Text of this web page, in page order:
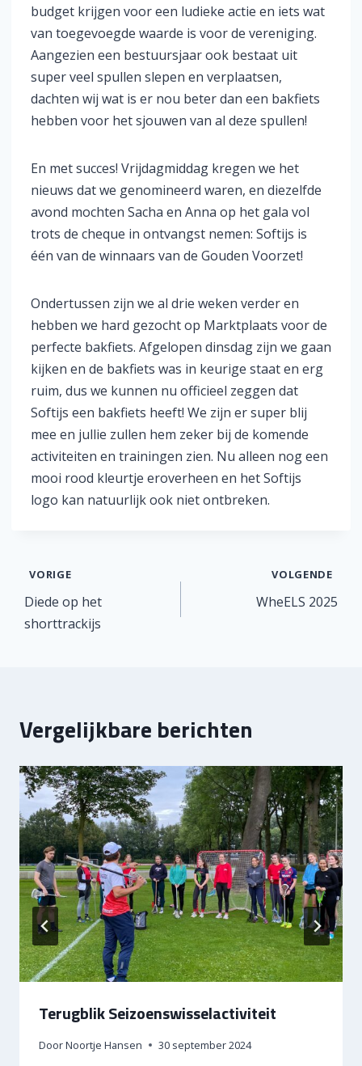
budget krijgen voor een ludieke actie en iets wat
van toegevoegde waarde is voor de vereniging.
Aangezien een bestuursjaar ook bestaat uit
super veel spullen slepen en verplaatsen,
dachten wij wat is er nou beter dan een bakfiets
hebben voor het sjouwen van al deze spullen!
En met succes! Vrijdagmiddag kregen we het
nieuws dat we genomineerd waren, en diezelfde
avond mochten Sacha en Anna op het gala vol
trots de cheque in ontvangst nemen: Softijs is
één van de winnaars van de Gouden Voorzet!
Ondertussen zijn we al drie weken verder en
hebben we hard gezocht op Marktplaats voor de
perfecte bakfiets. Afgelopen dinsdag zijn we gaan
kijken en de bakfiets was in keurige staat en erg
ruim, dus we kunnen nu officieel zeggen dat
Softijs een bakfiets heeft! We zijn er super blij
mee en jullie zullen hem zeker bij de komende
activiteiten en trainingen zien. Nu alleen nog een
mooi rood kleurtje eroverheen en het Softijs
logo kan natuurlijk ook niet ontbreken.
Bericht
navigatie
VORIGE
Diede op het
shorttrackijs
VOLGENDE
WheELS 2025
Vergelijkbare berichten
Terugblik Seizoenswisselactiviteit
DoorNoortje Hansen 30 september 2024